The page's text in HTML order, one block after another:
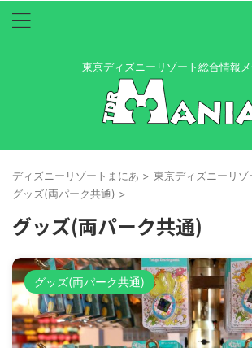
東京ディズニーリゾート総合情報
ディズニーリゾートまにあ > 東京ディズニーリゾ
グッズ(両パーク共通) >
グッズ(両パーク共通)
グッズ(両パーク共通)